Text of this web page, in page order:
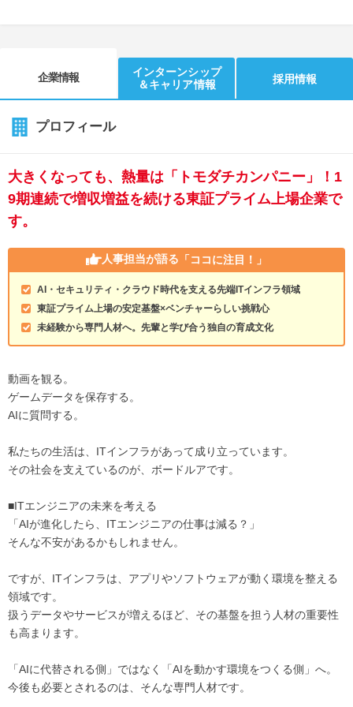
企業情報
インターンシップ
＆キャリア情報
採用情報
プロフィール
大きくなっても、熱量は「トモダチカンパニー」！1
9期連続で増収増益を続ける東証プライム上場企業で
す。
人事担当が語る 「ココに注目！」
AI・セキュリティ・クラウド時代を支える先端ITインフラ領域
東証プライム上場の安定基盤×ベンチャーらしい挑戦心
未経験から専門人材へ。先輩と学び合う独自の育成文化
動画を観る。
ゲームデータを保存する。
AIに質問する。
私たちの生活は、ITインフラがあって成り立っています。
その社会を支えているのが、ボードルアです。
■ITエンジニアの未来を考える
「AIが進化したら、ITエンジニアの仕事は減る？」
そんな不安があるかもしれません。
ですが、ITインフラは、アプリやソフトウェアが動く環境を整える
領域です。
扱うデータやサービスが増えるほど、その基盤を担う人材の重要性
も高まります。
「AIに代替される側」ではなく「AIを動かす環境をつくる側」へ。
今後も必要とされるのは、そんな専門人材です。